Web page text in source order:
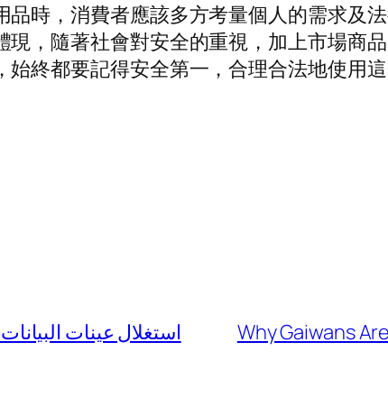
時，消費者應該多方考量個人的需求及
，隨著社會對安全的重視，加上市場商
終都要記得安全第一，合理合法地使用
استغلال عينات Why Gaiwans